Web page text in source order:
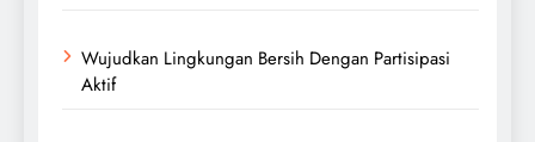
Wujudkan Lingkungan Bersih Dengan Partisipasi
Aktif